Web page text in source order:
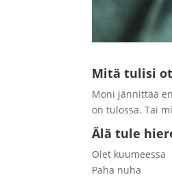
Mitä tulisi
Moni jännittää
on tulossa. Tai
Älä tule
Olet kuumeessa
Paha nuha